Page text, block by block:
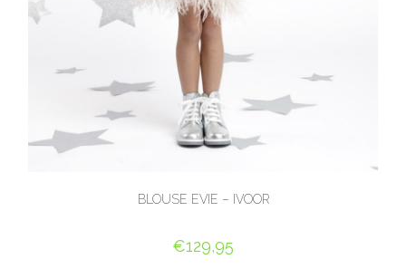
BLOUSE EVIE – IVOOR
€129,95